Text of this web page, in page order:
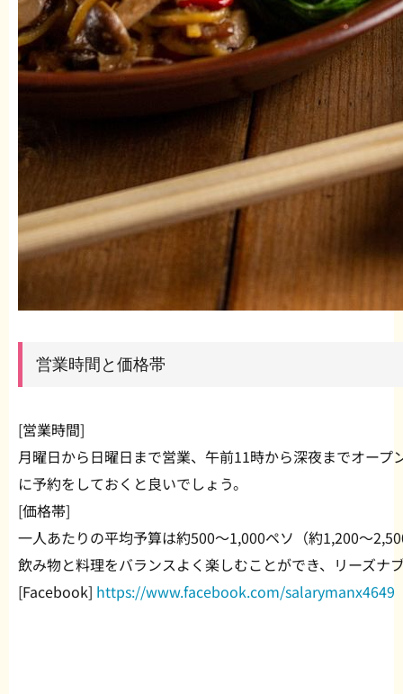
営業時間と価格帯
[営業時間]
月曜日から日曜日まで営業、午前11時から深夜までオー
に予約をしておくと良いでしょう。
[価格帯]
一人あたりの平均予算は約500〜1,000ペソ（約1,200〜
飲み物と料理をバランスよく楽しむことができ、リーズナ
[Facebook] https://www.facebook.com/salarymanx4649